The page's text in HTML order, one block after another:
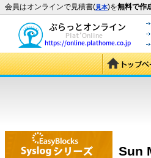
会員はオンラインで見積書(見本)を無料で作
Sun